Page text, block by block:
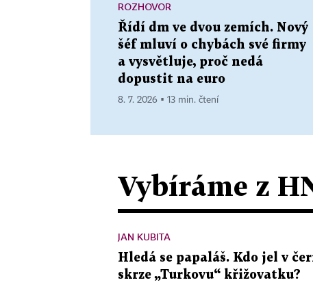
ROZHOVOR
Řídí dm ve dvou zemích. Nový
šéf mluví o chybách své firmy
a vysvětluje, proč nedá
dopustit na euro
8. 7. 2026 ▪ 13 min. čtení
Vybíráme z
JAN KUBITA
Hledá se papaláš. Kdo jel v
skrze „Turkovu“ křižovatku?